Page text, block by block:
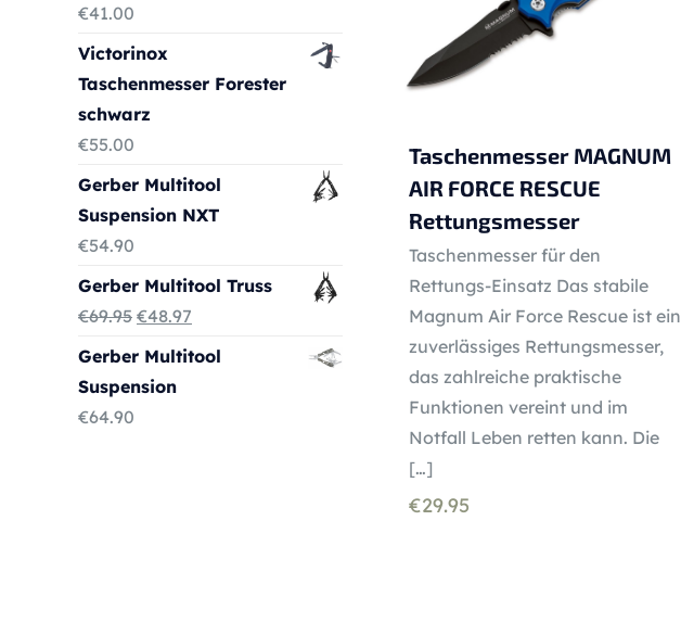
Taschenmesser MAGNUM
AIR FORCE RESCUE
Rettungsmesser
Taschenmesser für den
Rettungs-Einsatz Das stabile
Magnum Air Force Rescue ist ein
zuverlässiges Rettungsmesser,
das zahlreiche praktische
Funktionen vereint und im
Notfall Leben retten kann. Die
[…]
€29.95
€41.00
Victorinox
Taschenmesser Forester
schwarz
€55.00
Gerber Multitool
Suspension NXT
€54.90
Gerber Multitool Truss
€69.95 Ursprünglicher
Preis
war:
€48.97
Preis
Gerber Multitool
Suspension
€64.90